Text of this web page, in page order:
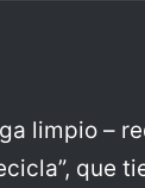
limpio –
que